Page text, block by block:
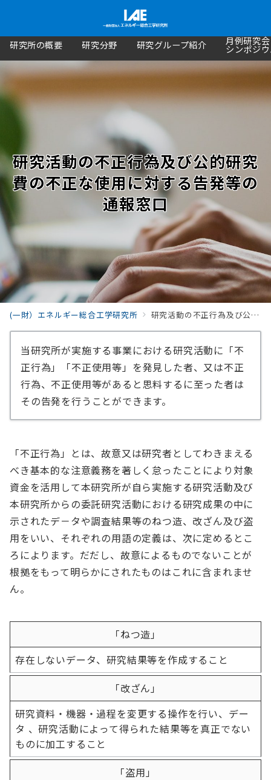
研究所の概要 研究分野 研究グループ紹介 月例研究
シンポジ
研究活動の不正行為及び公的研究
費の不正な使用に対する告発等の
通報窓口
(一財）エネルギー総合工学研究所 研究活動の不正行為及び公的研究費の不正な使用に対する告発等の通報窓口
当研究所が実施する事業における研究活動に「不
正行為」「不正使用等」を発見した者、又は不正
行為、不正使用等があると思料するに至った者は
その告発を行うことができます。
「不正行為」とは、故意又は研究者としてわきまえる
べき基本的な注意義務を著しく怠ったことにより対象
資金を活用して本研究所が自ら実施する研究活動及び
本研究所からの委託研究活動における研究成果の中に
示されたデ－タや調査結果等のねつ造、改ざん及び盗
用をいい、それぞれの用語の定義は、次に定めるとこ
ろによります。だだし、故意によるものでないことが
根拠をもって明らかにされたものはこれに含まれませ
ん。
「ねつ造」
存在しないデータ、研究結果等を作成すること
「改ざん」
研究資料・機器・過程を変更する操作を行い、デー
タ 、研究活動によって得られた結果等を真正でない
ものに加工すること
「盗用」